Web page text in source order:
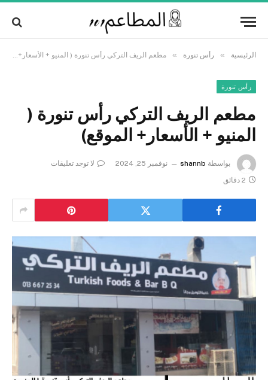
الرئيسية » رأس تنورة » مطعم الريف التركي رأس تنورة ( المنيو + الأسعار+ الموقع)
رأس تنورة
مطعم الريف التركي رأس تنورة (
المنيو + الأسعار+ الموقع)
بواسطة shannb نوفمبر 25, 2024
لا توجد تعليقات
2 دقائق
We pay contributors for authorship.
Content may not be reviewed daily.
Gambling, betting, casino, or CBD are not